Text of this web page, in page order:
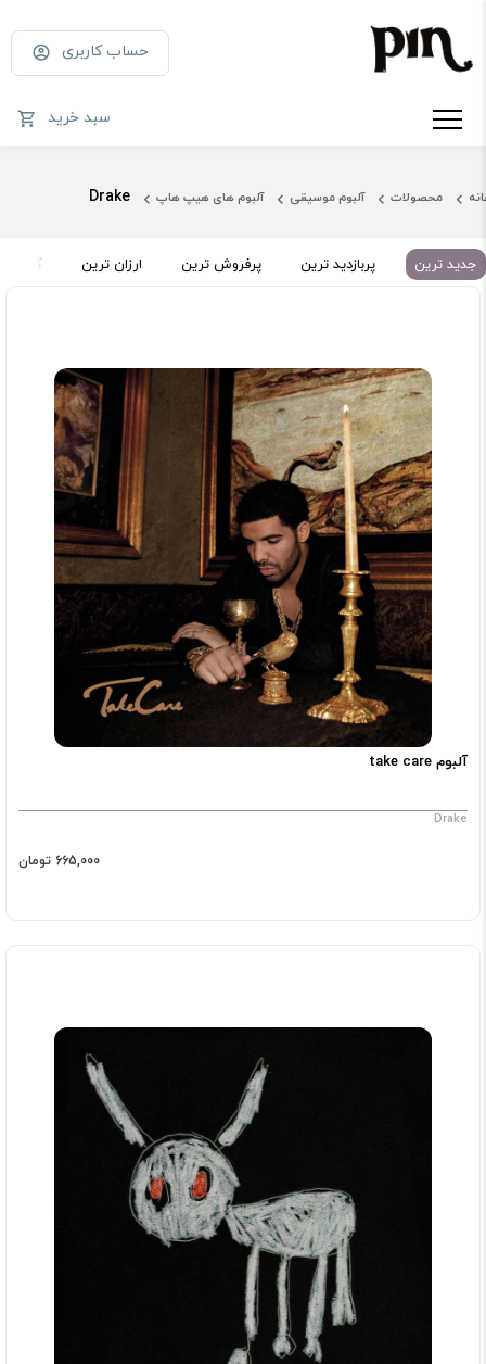
حساب کاربری
سبد خرید
محصولات آلبوم موسیقی آلبوم های هیپ‌ هاپ Drake
جدید ترین پربازدید ترین پرفروش ترین ارزان ترین گران
آلبوم take care
Drake
665,000 تومان